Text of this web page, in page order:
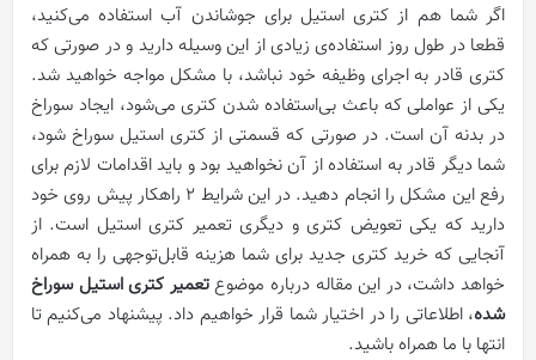
اگر شما هم از کتری استیل برای جوشاندن آب استفاده می‌کنید،
قطعا در طول روز استفاده‌ی زیادی از این وسیله دارید و در صورتی که
کتری قادر به اجرای وظیفه خود نباشد، با مشکل مواجه خواهید شد.
یکی از عواملی که باعث بی‌استفاده شدن کتری می‌شود، ایجاد سوراخ
در بدنه آن است. در صورتی که قسمتی از کتری استیل سوراخ شود،
شما دیگر قادر به استفاده از آن نخواهید بود و باید اقدامات لازم برای
رفع این مشکل را انجام دهید. در این شرایط 2 راهکار پیش روی خود
دارید که یکی تعویض کتری و دیگری تعمیر کتری استیل است. از
آنجایی که خرید کتری جدید برای شما هزینه قابل‌توجهی را به همراه
خواهد داشت، در این مقاله درباره موضوعتعمیر کتری استیل سوراخ
شده، اطلاعاتی را در اختیار شما قرار خواهیم داد. پیشنهاد می‌کنیم تا
انتها با ما همراه باشید.